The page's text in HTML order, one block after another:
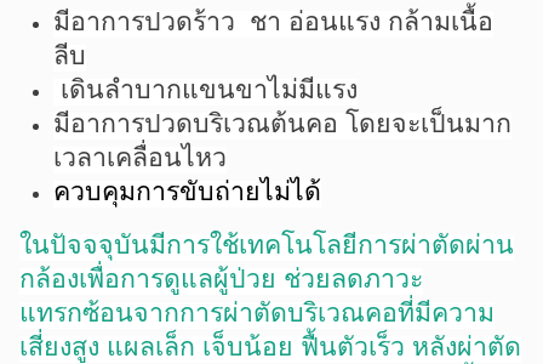
มีอาการปวดร้าว ชา อ่อนแรง กล้ามเนื้อ
ลีบ
เดินลำบากแขนขาไม่มีแรง
มีอาการปวดบริเวณต้นคอ โดยจะเป็นมาก
เวลาเคลื่อนไหว
ควบคุมการขับถ่ายไม่ได้
ในปัจจจุบันมีการใช้เทคโนโลยีการผ่าตัดผ่าน
กล้องเพื่อการดูแลผู้ป่วย ช่วยลดภาวะ
แทรกซ้อนจากการผ่าตัดบริเวณคอที่มีความ
เสี่ยงสูง แผลเล็ก เจ็บน้อย ฟื้นตัวเร็ว หลังผ่าตัด